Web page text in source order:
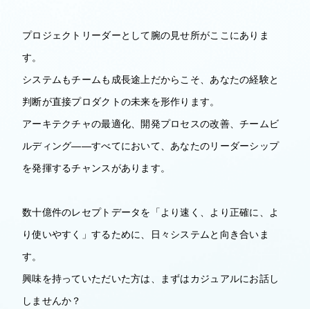
プロジェクトリーダーとして腕の見せ所がここにありま
す。
システムもチームも成長途上だからこそ、あなたの経験と
判断が直接プロダクトの未来を形作ります。
アーキテクチャの最適化、開発プロセスの改善、チームビ
ルディング——すべてにおいて、あなたのリーダーシップ
を発揮するチャンスがあります。
数十億件のレセプトデータを「より速く、より正確に、よ
り使いやすく」するために、日々システムと向き合いま
す。
興味を持っていただいた方は、まずはカジュアルにお話し
しませんか？